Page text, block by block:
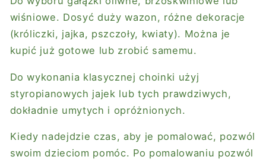
wiśniowe. Dosyć duży wazon, różne dekoracje
(króliczki, jajka, pszczoły, kwiaty). Można je
kupić już gotowe lub zrobić samemu.
Do wykonania klasycznej choinki użyj
styropianowych jajek lub tych prawdziwych,
dokładnie umytych i opróżnionych.
Kiedy nadejdzie czas, aby je pomalować, pozwól
swoim dzieciom pomóc. Po pomalowaniu pozwól